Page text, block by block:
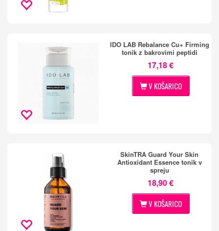
IDO LAB Rebalance Cu+ Firming
tonik z bakrovimi peptidi
17,18 €
V KOŠARICO
SkinTRA Guard Your Skin
Antioxidant Essence tonik v
spreju
18,90 €
V KOŠARICO